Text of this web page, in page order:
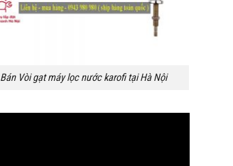
Bán Vòi gạt máy lọc nước karofi tại Hà Nội